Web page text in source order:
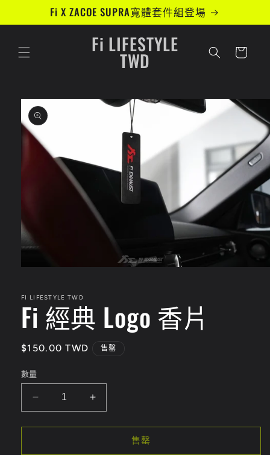
Fi X ZACOE SUPRA寬體套件組登場
Fi LIFESTYLE
TWD
物
略過產
品資訊
動
視
窗
中
啟
媒
案
FI LIFESTYLE TWD
Fi 經典 Logo 香片
定
$150.00 TWD 售罄
數量
Fi
售罄